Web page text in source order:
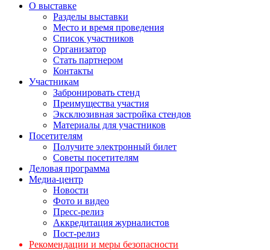
О выставке
Разделы выставки
Место и время проведения
Список участников
Организатор
Стать партнером
Контакты
Участникам
Забронировать стенд
Преимущества участия
Эксклюзивная застройка стендов
Материалы для участников
Посетителям
Получите электронный билет
Советы посетителям
Деловая программа
Медиа-центр
Новости
Фото и видео
Пресс-релиз
Аккредитация журналистов
Пост-релиз
Рекомендации и меры безопасности
Support Ukraine
Share this widget
📌